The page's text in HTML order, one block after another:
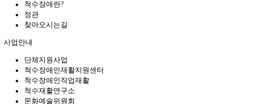
척수장애란?
정관
찾아오시는길
사업안내
단체지원사업
척수장애인재활지원센터
척수장애인직업재활
척수재활연구소
문화예술위원회